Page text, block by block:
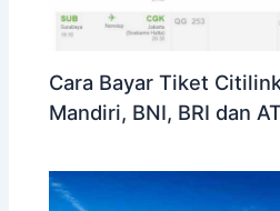
Cara Bayar Tiket
Mandiri, BNI, BRI dan